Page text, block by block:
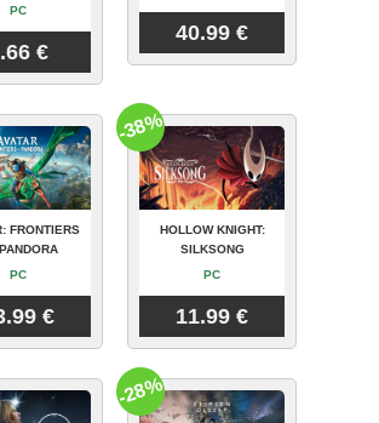
PC
€
40.99 €
FRONTIERS
PC
€
HOLLOW KNIGHT:
SILKSONG
PC
11.99 €
-38%
-28%